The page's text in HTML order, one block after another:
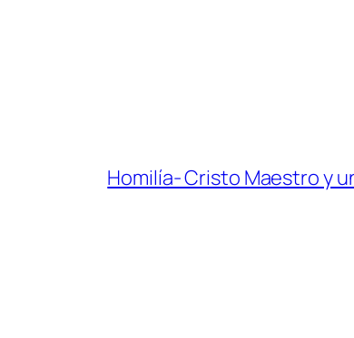
Homilía- Cristo Maestro y